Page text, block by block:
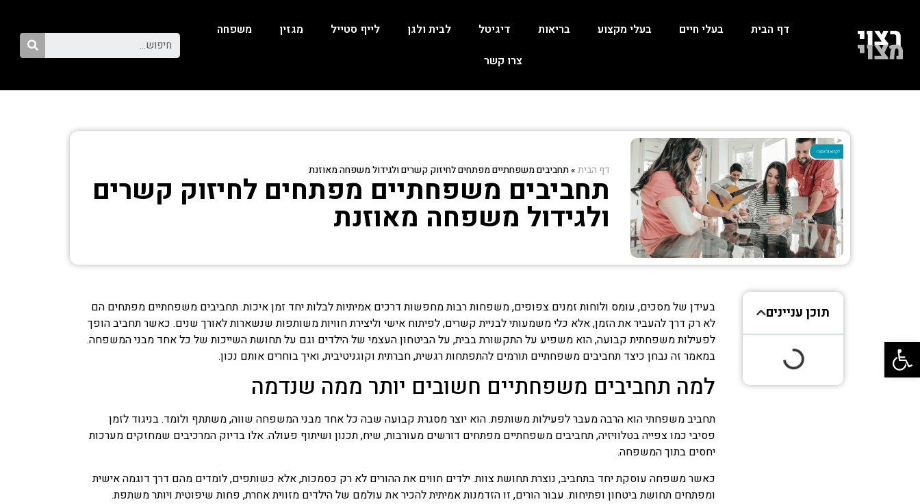
פתח סרגל נגישות
דף הבית בעלי חיים בעלי מקצוע בריאות דיגיטל לבית ולגן לייף סטייל מגזין
משפחה
צרו קשר
תחביבים משפחתיים מפתחים לחיזוק קשרים
ולגידול משפחה מאוזנת
דף הבית»תחביבים משפחתיים מפתחים לחיזוק קשרים ולגידול משפחה מאוזנת
תוכן עניינים
בעידן של מסכים, עומס ולוחות זמנים צפופים, משפחות רבות מחפשות דרכים אמיתיות לבלות יחד זמן איכות. תחביבים משפחתיים מפתחים הם
לא רק דרך להעביר את הזמן, אלא כלי משמעותי לבניית קשרים, לפיתוח אישי וליצירת חוויות משותפות שנשארות לאורך שנים. כאשר תחביב הופך
לפעילות משפחתית קבועה, הוא משפיע על התקשורת בבית, על הביטחון העצמי של הילדים וגם על תחושת השייכות של כל אחד מבני המשפחה.
במאמר זה נבחן כיצד תחביבים משפחתיים תורמים להתפתחות רגשית, חברתית וקוגניטיבית, ואיך בוחרים אותם נכון.
למה תחביבים משפחתיים חשובים יותר ממה שנדמה
תחביב משפחתי הוא הרבה מעבר לפעילות משותפת. הוא יוצר מסגרת קבועה שבה כל אחד מבני המשפחה שווה, משתתף ולומד. בניגוד לזמן
פסיבי כמו צפייה בטלוויזיה, תחביבים משפחתיים מפתחים דורשים מעורבות, שיח, תכנון ושיתוף פעולה. אלו בדיוק המרכיבים שמחזקים מערכות
יחסים בתוך המשפחה.
כאשר משפחה עוסקת יחד בתחביב, נוצרת תחושת צוות. ילדים חווים את ההורים לא רק כסמכות, אלא כשותפים, לומדים מהם דרך דוגמה אישית
ומפתחים תחושת ביטחון ופתיחות. עבור הורים, זו הזדמנות אמיתית להכיר את עולמם של הילדים מזווית אחרת, פחות שיפוטית ויותר משתפת.